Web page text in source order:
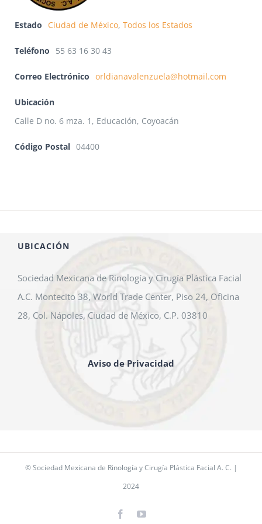
Estado Ciudad de México, Todos los Estados
Teléfono 55 63 16 30 43
Correo Electrónico orldianavalenzuela@hotmail.com
Ubicación
Calle D no. 6 mza. 1, Educación, Coyoacán
Código Postal 04400
UBICACIÓN
Sociedad Mexicana de Rinología y Cirugía Plástica Facial
A.C. Montecito 38, World Trade Center, Piso 24, Oficina
28, Col. Nápoles, Ciudad de México, C.P. 03810
Aviso de Privacidad
© Sociedad Mexicana de Rinología y Cirugía Plástica Facial A. C. |
2024
FacebookYouTube